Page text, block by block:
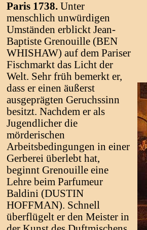
Paris 1738. Unter
menschlich unwürdigen
Umständen erblickt Jean-
Baptiste Grenouille (BEN
WHISHAW) auf dem Pariser
Fischmarkt das Licht der
Welt. Sehr früh bemerkt er,
dass er einen äußerst
ausgeprägten Geruchssinn
besitzt. Nachdem er als
Jugendlicher die
mörderischen
Arbeitsbedingungen in einer
Gerberei überlebt hat,
beginnt Grenouille eine
Lehre beim Parfumeur
Baldini (DUSTIN
HOFFMAN). Schnell
überflügelt er den Meister in